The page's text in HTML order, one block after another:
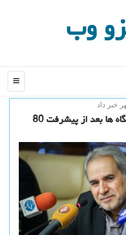
وب
منو
خبر داد
تنفس خوراك پتروپالایشگاه ها بعد از پیشرفت 80